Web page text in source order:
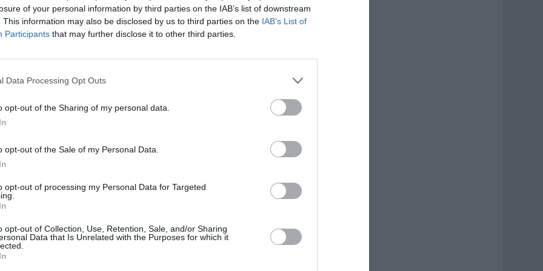
of your personal information by third parties on the IAB’s list of downstream
This information may also be disclosed by us to third parties on the IAB’s List of
Participants that may further disclose it to other third parties.
Data Processing Opt Outs
opt-out of the Sharing of my personal data.
opt-out of the Sale of my Personal Data.
opt-out of processing my Personal Data for Targeted
opt-out of Collection, Use, Retention, Sale, and/or Sharing
Data that Is Unrelated with the Purposes for which it
susțin că viața nu-i este în pericol.
oferte a cumpărat cocaină și drogul
greșeală.
dizolvat în apă, însă în apă a ajuns
ce a înghițit drogul.
9 milioane de euro căzută pe casa unor